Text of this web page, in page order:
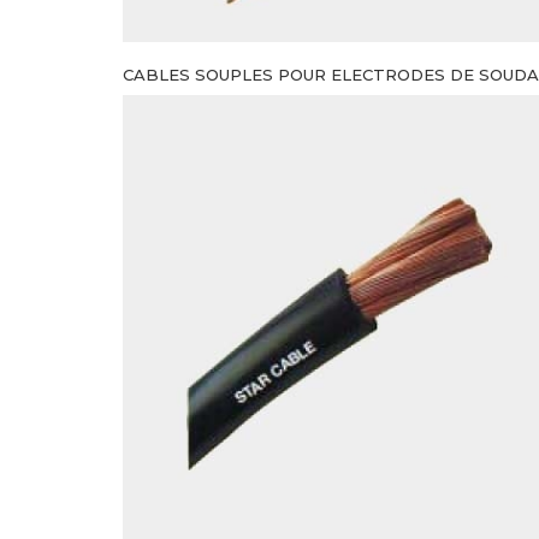
CABLES SOUPLES POUR ELECTRODES DE